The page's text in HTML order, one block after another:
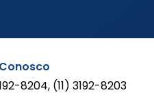
8204, (11) 3192-8203